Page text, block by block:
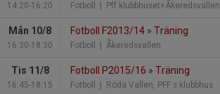
14:20-16:20 Fotboll | Pff klubbhuset+Åkeredsvallen
Mån 10/8
16:30-18:30
Fotboll F2013/14 » Träning
Fotboll | Åkeredsvallen
Tis 11/8
16:45-18:15
Fotboll P2015/16 » Träning
Fotboll | Röda Vallen, PFF:s klubbhus